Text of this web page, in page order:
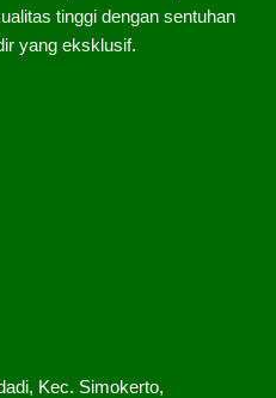
tinggi dengan sentuhan
yang eksklusif.
Kec. Simokerto,